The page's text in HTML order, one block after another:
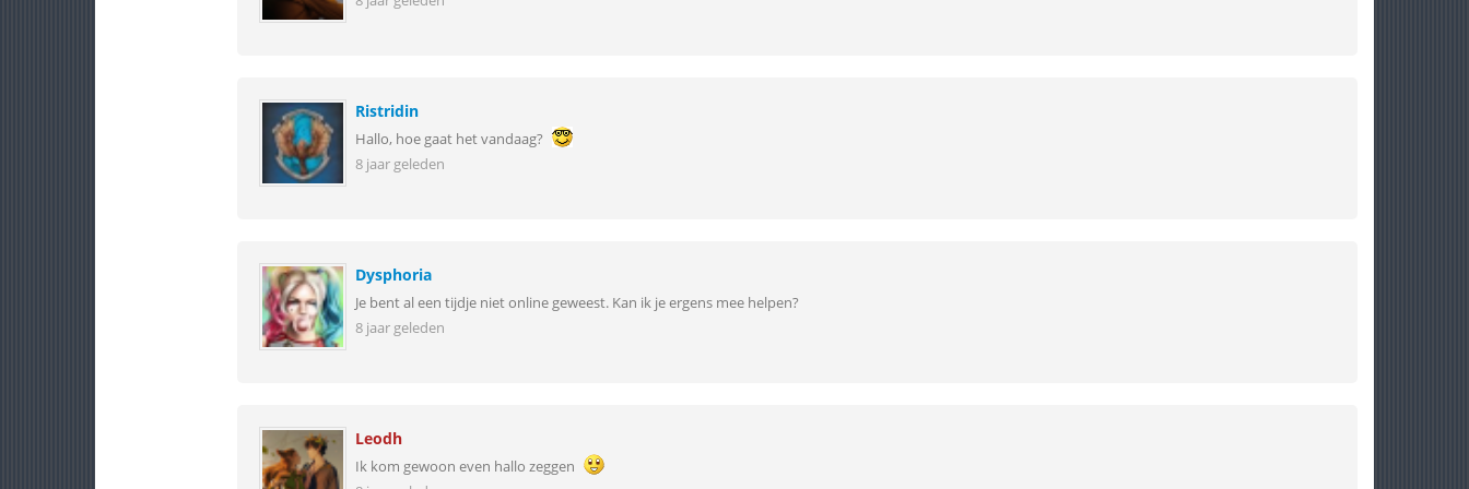
Ristridin
Hallo, hoe gaat het vandaag?
8 jaar geleden
Dysphoria
Je bent al een tijdje niet online geweest. Kan ik je ergens mee helpen?
8 jaar geleden
Leodh
Ik kom gewoon even hallo zeggen